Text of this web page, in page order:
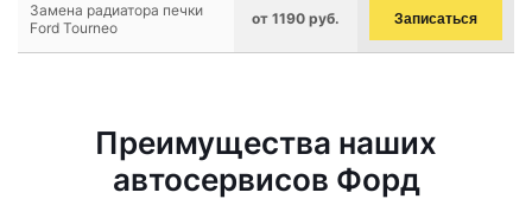
Замена радиатора печки
Ford Tourneo
от 1190 руб. Записаться
Преимущества наших
автосервисов Форд